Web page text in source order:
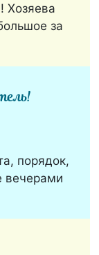
Хозяева
за
порядок,
вечерами